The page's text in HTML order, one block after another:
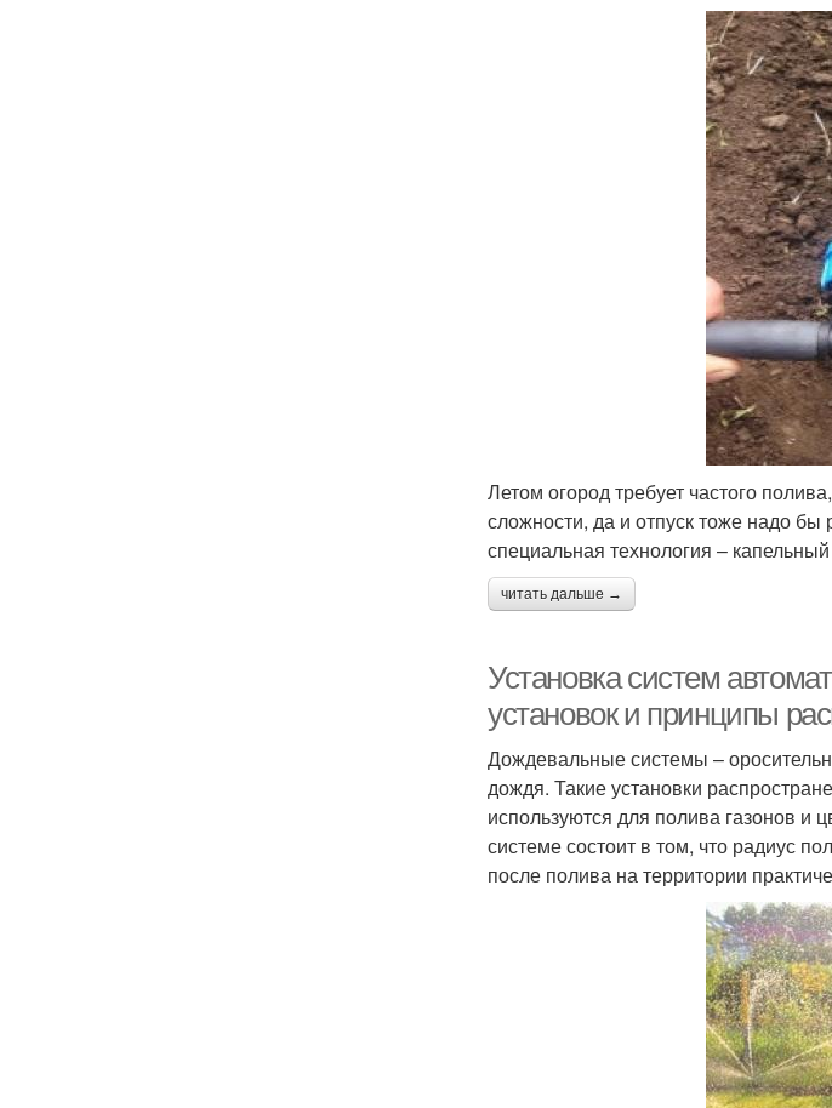
Летом огород требует частого
сложности, да и отпуск тоже надо бы
специальная технология –
читать дальше →
Установка систем
установок и принципы
Дождевальные системы –
дождя. Такие установки
используются для полива газонов и
системе состоит в том, что радиус
после полива на территории